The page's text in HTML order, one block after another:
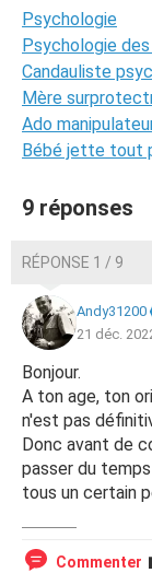
Psychologie
Psychologie
Candauliste
Mère
Ado
Bébé jette tout
9 réponses
RÉPONSE 1 / 9
Andy31200
21 déc.
Bonjour.
A ton age, ton
n'est pas
Donc avant de
passer du
tous un certain
Commenter